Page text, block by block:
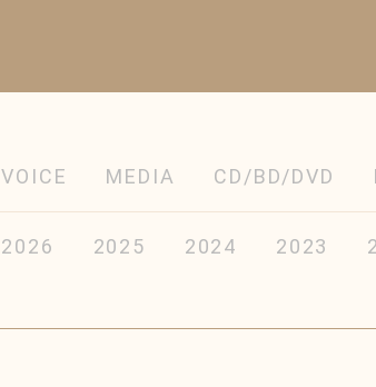
VOICE MEDIA CD/BD/DVD
2026 2025 2024 2023